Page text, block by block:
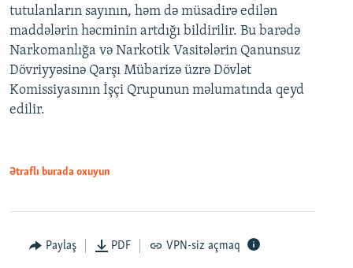
tutulanların sayının, həm də müsadirə edilən
maddələrin həcminin artdığı bildirilir. Bu barədə
Narkomanlığa və Narkotik Vasitələrin Qanunsuz
Dövriyyəsinə Qarşı Mübarizə üzrə Dövlət
Komissiyasının İşçi Qrupunun məlumatında qeyd
edilir.
Ətraflı burada oxuyun
Paylaş PDF VPN-siz açmaq